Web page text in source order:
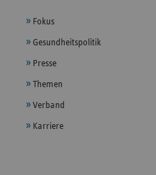
Fokus
Gesundheitspolitik
Presse
Themen
Verband
Karriere